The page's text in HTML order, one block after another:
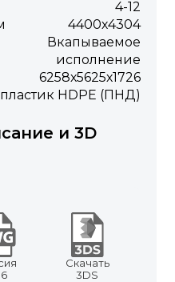
4-12
4400х4304
Вкапываемое
исполнение
6258х5625х1726
пластик HDPE (ПНД)
и 3D
Скачать
3DS